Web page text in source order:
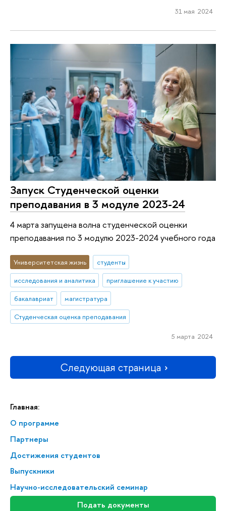
Главная:
О программе
Партнеры
Достижения студентов
Выпускники
Научно-исследовательский семинар
Подать документы
31 мая 2024
Запуск Студенческой оценки
преподавания в 3 модуле 2023-24
4 марта запущена волна студенческой оценки
преподавания по 3 модулю 2023-2024 учебного года
Университетская жизнь
студенты
исследования и аналитика
приглашение к участию
бакалавриат
магистратура
Студенческая оценка преподавания
5 марта 2024
Следующая страница